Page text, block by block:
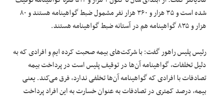
شده است و ۳۵ هزار و ۳۶۰ هزار نفر مشمول ضبط گواهینامه هستند و ۸۰
هزار و ۸۳۵ گواهینامه هم در آستانه ضبط گواهینامه هستند.
رئیس پلیس راهور گفت: با شرکت‌های بیمه صحبت کرده ایم و افرادی که به
دلیل تخلفات، گواهینامه آن‌ها در توقیف پلیس است در پرداخت بیمه
تصادفات با افرادی که گواهینامه آن‌ها تخلفی ندارد، فرق می‌کند. یعنی
بیمه، درصد کمتری در تصادفات به عنوان خسارت به این افراد پرداخت